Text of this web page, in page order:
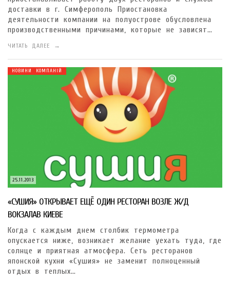
доставки в г. Симферополь Приостановка
деятельности компании на полуострове обусловлена
производственными причинами, которые не зависят…
ЧИТАТЬ ДАЛЕЕ →
25.11.2013
НОВИНИ КОМПАНІЙ
«СУШИЯ» ОТКРЫВАЕТ ЕЩЁ ОДИН РЕСТОРАН ВОЗЛЕ Ж/Д
ВОКЗАЛАВ КИЕВЕ
Когда с каждым днем столбик термометра
опускается ниже, возникает желание уехать туда, где
солнце и приятная атмосфера. Сеть ресторанов
японской кухни «Сушия» не заменит полноценный
отдых в теплых…